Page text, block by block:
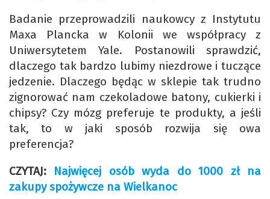
Badanie przeprowadzili naukowcy z Instytutu
Maxa Plancka w Kolonii we współpracy z
Uniwersytetem Yale. Postanowili sprawdzić,
dlaczego tak bardzo lubimy niezdrowe i tuczące
jedzenie. Dlaczego będąc w sklepie tak trudno
zignorować nam czekoladowe batony, cukierki i
chipsy? Czy mózg preferuje te produkty, a jeśli
tak, to w jaki sposób rozwija się owa
preferencja?
CZYTAJ: Najwięcej osób wyda do 1000 zł na
zakupy spożywcze na Wielkanoc